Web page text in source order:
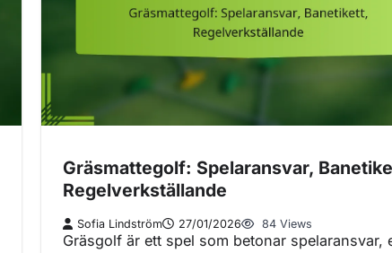
Gräsmattegolf: Spelaransvar,
Regelverkställande
Sofia Lindström 27/01/2026 84 Views
Gräsgolf är ett spel som betonar spelaransvar,